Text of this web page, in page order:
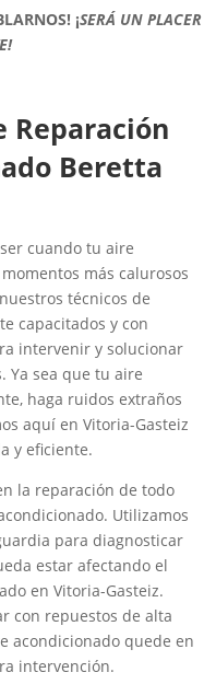
¡SERÁ UN PLACER
Reparación
Beretta
cuando tu aire
más calurosos
técnicos de
capacitados y con
intervenir y solucionar
Ya sea que tu aire
haga ruidos extraños
aquí en Vitoria-Gasteiz
y eficiente.
la reparación de todo
Utilizamos
para diagnosticar
estar afectando el
en Vitoria-Gasteiz.
con repuestos de alta
acondicionado quede en
intervención.